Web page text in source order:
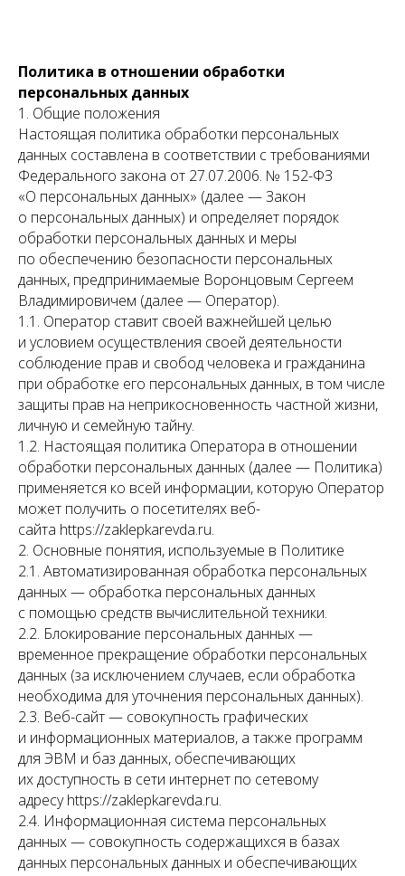
Политика в отношении обработки
персональных данных
1. Общие положения
Настоящая политика обработки персональных
данных составлена в соответствии с требованиями
Федерального закона от 27.07.2006. № 152-ФЗ
«О персональных данных» (далее — Закон
о персональных данных) и определяет порядок
обработки персональных данных и меры
по обеспечению безопасности персональных
данных, предпринимаемые Воронцовым Сергеем
Владимировичем (далее — Оператор).
1.1. Оператор ставит своей важнейшей целью
и условием осуществления своей деятельности
соблюдение прав и свобод человека и гражданина
при обработке его персональных данных, в том числе
защиты прав на неприкосновенность частной жизни,
личную и семейную тайну.
1.2. Настоящая политика Оператора в отношении
обработки персональных данных (далее — Политика)
применяется ко всей информации, которую Оператор
может получить о посетителях веб-
сайта https://zaklepkarevda.ru.
2. Основные понятия, используемые в Политике
2.1. Автоматизированная обработка персональных
данных — обработка персональных данных
с помощью средств вычислительной техники.
2.2. Блокирование персональных данных —
временное прекращение обработки персональных
данных (за исключением случаев, если обработка
необходима для уточнения персональных данных).
2.3. Веб-сайт — совокупность графических
и информационных материалов, а также программ
для ЭВМ и баз данных, обеспечивающих
их доступность в сети интернет по сетевому
адресу https://zaklepkarevda.ru.
2.4. Информационная система персональных
данных — совокупность содержащихся в базах
данных персональных данных и обеспечивающих